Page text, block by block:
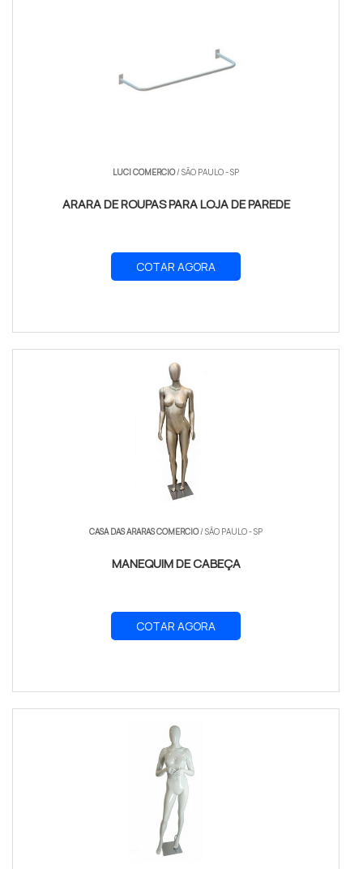
LUCI COMERCIO/ SÃO PAULO - SP
ARARA DE ROUPAS PARA LOJA DE PAREDE
COTAR AGORA
CASA DAS ARARAS COMERCIO/ SÃO PAULO - SP
MANEQUIM DE CABEÇA
COTAR AGORA